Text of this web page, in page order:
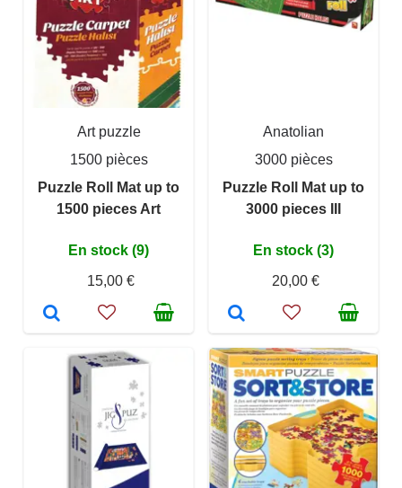
Art puzzle
1500 pièces
Puzzle Roll Mat up to
1500 pieces Art
En stock (9)
15,00 €
Anatolian
3000 pièces
Puzzle Roll Mat up to
3000 pieces III
En stock (3)
20,00 €